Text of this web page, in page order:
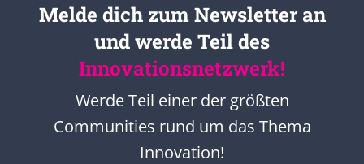
Melde dich zum Newsletter an
und werde Teil des
Innovationsnetzwerk!
Werde Teil einer der größten
Communities rund um das Thema
Innovation!